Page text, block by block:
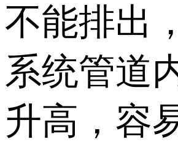
不能排出
系统管道
升高，容